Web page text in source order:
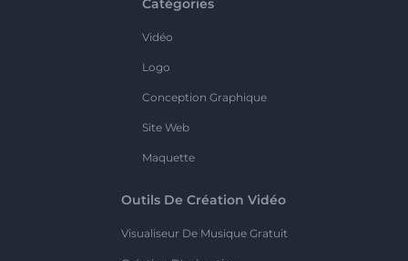
Catégories
Vidéo
Logo
Conception Graphique
Site Web
Maquette
Outils De Création Vidéo
Visualiseur De Musique Gratuit